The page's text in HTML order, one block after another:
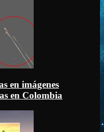
en imágenes
en Colombia